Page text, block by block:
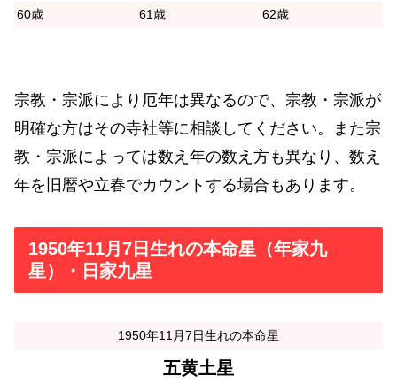
60歳
61歳 62歳
宗教・宗派により厄年は異なるので、宗教・宗派が
明確な方はその寺社等に相談してください。また宗
教・宗派によっては数え年の数え方も異なり、数え
年を旧暦や立春でカウントする場合もあります。
1950年11月7日生れの本命星（年家九
星）・日家九星
1950年11月7日生れの本命星
五黄土星